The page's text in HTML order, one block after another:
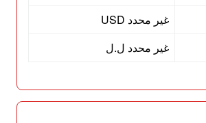
غير محدد USD
غير محدد ل.ل